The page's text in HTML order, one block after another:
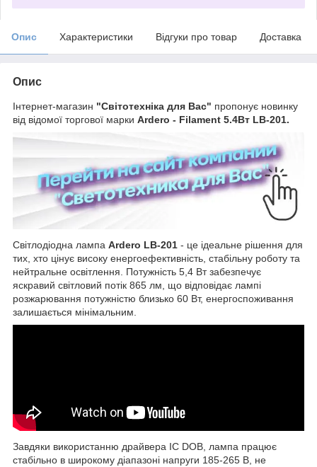
Опис Характеристики Відгуки про товар Доставка
Опис
Інтернет-магазин "Світотехніка для Вас" пропонує новинку
від відомої торгової марки Ardero - Filament 5.4Вт LB-201.
Світлодіодна лампа Ardero LB-201 - це ідеальне рішення для
тих, хто цінує високу енергоефективність, стабільну роботу та
нейтральне освітлення. Потужність 5,4 Вт забезпечує
яскравий світловий потік 865 лм, що відповідає лампі
розжарювання потужністю близько 60 Вт, енергоспоживання
залишається мінімальним.
Завдяки використанню драйвера IC DOB, лампа працює
стабільно в широкому діапазоні напруги 185-265 В, не